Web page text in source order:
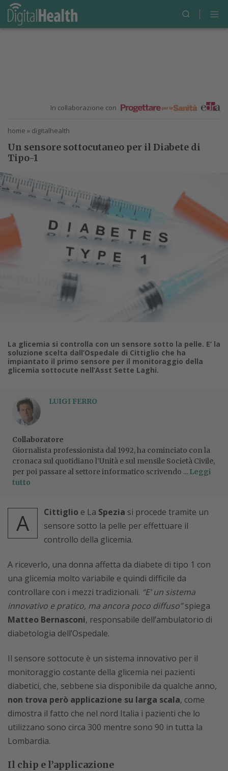
In collaborazione con
home » digitalhealth
Un sensore sottocutaneo per il Diabete di
Tipo-1
La glicemia si controlla con un sensore sotto la pelle. E’ la
soluzione scelta dall’Ospedale di Cittiglio che ha
impiantato il primo sensore per il monitoraggio della
glicemia sottocute nell’Asst Sette Laghi.
LUIGI FERRO
Collaboratore
Giornalista professionista dal 1992, ha cominciato con la
cronaca sul quotidiano l’Unità e sul mensile Società Civile,
per poi passare al settore informatico scrivendo ... Leggi
tutto
A Cittiglio e La Spezia si procede tramite un
sensore sotto la pelle per effettuare il
controllo della glicemia.
A riceverlo, una donna affetta da diabete di tipo 1 con
una glicemia molto variabile e quindi difficile da
controllare con i mezzi tradizionali. “E’ un sistema
innovativo e pratico, ma ancora poco diffuso”spiega
Matteo Bernasconi, responsabile dell’ambulatorio di
diabetologia dell’Ospedale.
Il sensore sottocute è un sistema innovativo per il
monitoraggio costante della glicemia nei pazienti
diabetici, che, sebbene sia disponibile da qualche anno,
non trova però applicazione su larga scala, come
dimostra il fatto che nel nord Italia i pazienti che lo
utilizzano sono circa 300 mentre sono 90 in tutta la
Lombardia.
Il chip e l’applicazione